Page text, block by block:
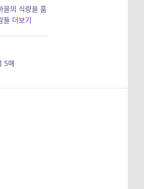
을의 식량을 훔
들 더보기
5매